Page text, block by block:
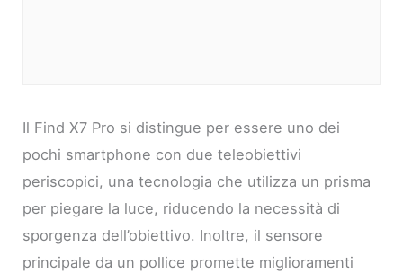
Il Find X7 Pro si distingue per essere uno dei
pochi smartphone con due teleobiettivi
periscopici, una tecnologia che utilizza un prisma
per piegare la luce, riducendo la necessità di
sporgenza dell’obiettivo. Inoltre, il sensore
principale da un pollice promette miglioramenti